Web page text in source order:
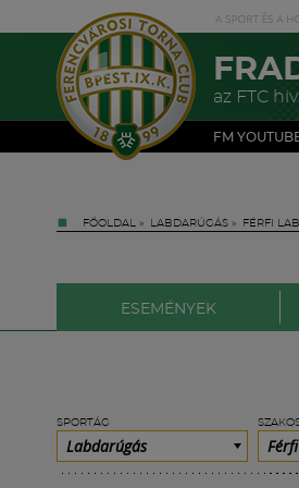
az FTC
FM
FŐOLDAL » LABDARÚGÁS » FÉRFI
ESEMÉNYEK
SPORTÁG
Labdarúgás